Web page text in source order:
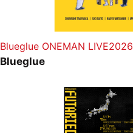
Blueglue ONEMAN LIVE2026
Blueglue